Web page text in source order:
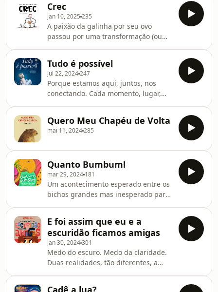
interações energéticas ao nosso
redor. Quando nos desconectamos
com o mundo exterior, deixamos de
aproveitar todas as coisas magníficas
que a vida tem pra nós! Ouça a
contação de Buscar, de Olga de Dios,
e se deixe levar de forma leve por
reflexões sobre os comportamentos
Crec
jan 10, 2025 235
A paixão da galinha por seu ovo
passou por uma transformação (ou
inesperado e surpreendente. Uma
reflexão sobre os relacionamentos
entre mães, filhos e nossas origens!
Curta a contação dessa história fofa
de Nora e Marcela Hilb.
Tudo é possível
jul 22, 2024247
Porque estamos aqui, juntos, nos
conectando. Cada momento, lugar,
história de Kobi Yamada. Ouça esta
contação aqui no podcast!
Quero Meu Chapéu de Volta
mai 11, 2024285
Quanto Bumbum!
mar 29, 2024 181
Um acontecimento esperado entre os
bichos grandes mas inesperado para
coelho? Descubra esse mistério
ouvindo a contação de “Quanto
Bumbum!”, de Isabel Manzoni e
Bruna Lubambo e reflita
E foi assim que eu e a
escuridão ficamos amigas
jan 30, 2024301
Medo do escuro. Medo da claridade.
Duas realidades, tão diferentes, a
Cadê a lua?